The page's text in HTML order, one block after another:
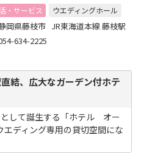
ホテルウエディング
・サービス ウエディングホール
岡県藤枝市 JR東海道本線 藤枝駅
634-2225
結、広大なガーデン付ホテ
して誕生する「ホテル オー
エディング専用の貸切空間にな